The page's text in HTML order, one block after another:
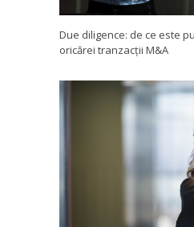
Due diligence: de ce este
oricărei tranzacții M&A